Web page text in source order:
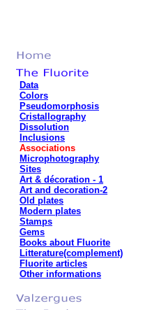
Data
Colors
Pseudomorphosis
Cristallography
Dissolution
Inclusions
Associations
Microphotography
Sites
Art & décoration - 1
Art and decoration-2
Old plates
Modern plates
Stamps
Gems
Books about Fluorite
Litterature(complement)
Fluorite articles
Other informations